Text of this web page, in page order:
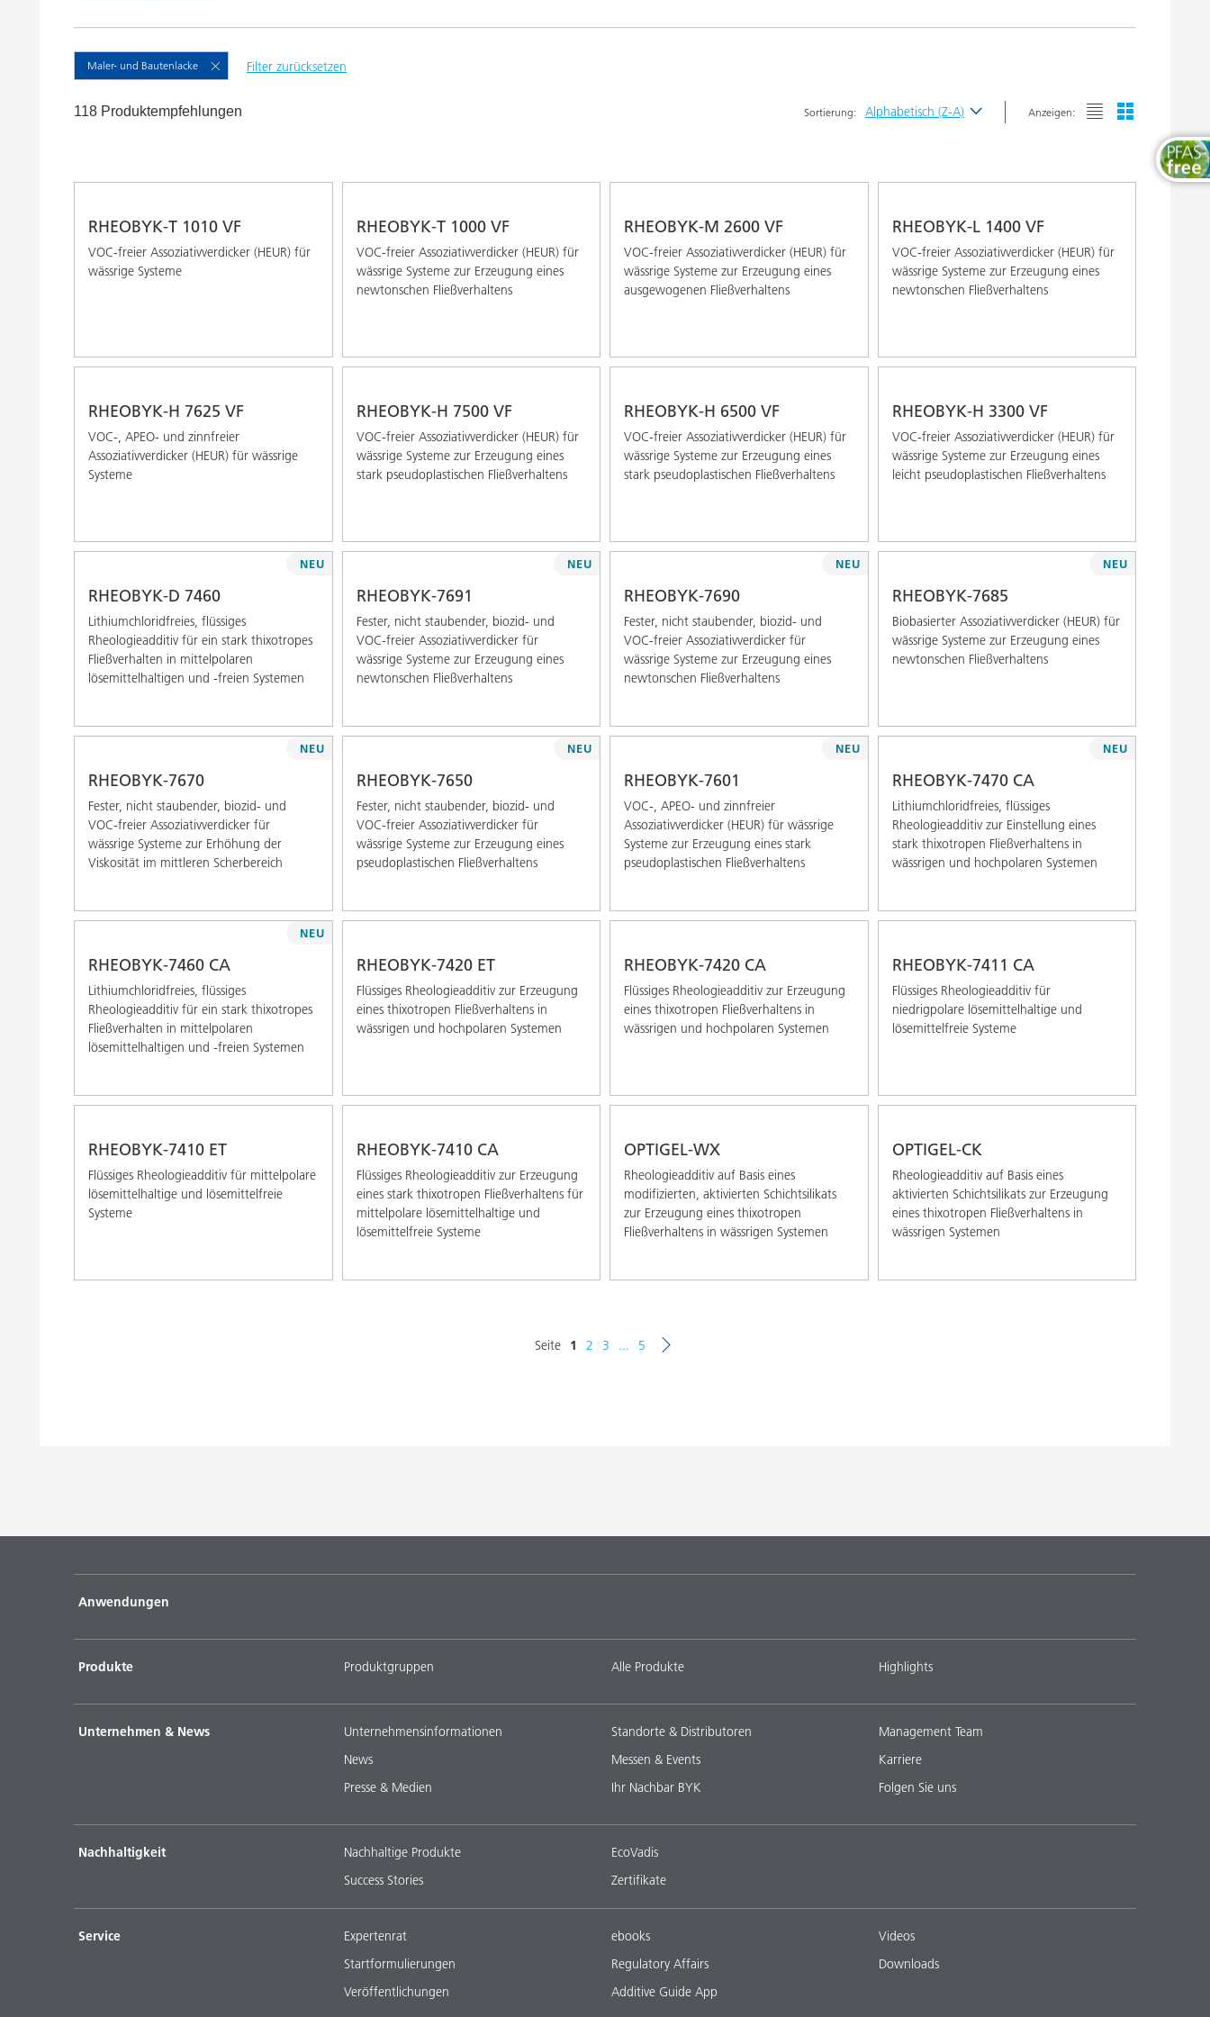
Filter zurücksetzen
Maler- und Bautenlacke
118 Produktempfehlungen Sortierung: Alphabetisch (Z-A) Anzeigen:
RHEOBYK-T 1010 VF
VOC-freier Assoziativverdicker (HEUR) für
wässrige Systeme
RHEOBYK-T 1000 VF
VOC-freier Assoziativverdicker (HEUR) für
wässrige Systeme zur Erzeugung eines
newtonschen Fließverhaltens
RHEOBYK-M 2600 VF
VOC-freier Assoziativverdicker (HEUR) für
wässrige Systeme zur Erzeugung eines
ausgewogenen Fließverhaltens
RHEOBYK-L 1400 VF
VOC-freier Assoziativverdicker (HEUR) für
wässrige Systeme zur Erzeugung eines
newtonschen Fließverhaltens
RHEOBYK-H 7625 VF
VOC-, APEO- und zinnfreier
Assoziativverdicker (HEUR) für wässrige
Systeme
RHEOBYK-H 7500 VF
VOC-freier Assoziativverdicker (HEUR) für
wässrige Systeme zur Erzeugung eines
stark pseudoplastischen Fließverhaltens
RHEOBYK-H 6500 VF
VOC-freier Assoziativverdicker (HEUR) für
wässrige Systeme zur Erzeugung eines
stark pseudoplastischen Fließverhaltens
RHEOBYK-H 3300 VF
VOC-freier Assoziativverdicker (HEUR) für
wässrige Systeme zur Erzeugung eines
leicht pseudoplastischen Fließverhaltens
RHEOBYK-D 7460
Lithiumchloridfreies, flüssiges
Rheologieadditiv für ein stark thixotropes
Fließverhalten in mittelpolaren
lösemittelhaltigen und -freien Systemen
NEU
RHEOBYK-7691
Fester, nicht staubender, biozid- und
VOC-freier Assoziativverdicker für
wässrige Systeme zur Erzeugung eines
newtonschen Fließverhaltens
NEU
RHEOBYK-7690
Fester, nicht staubender, biozid- und
VOC-freier Assoziativverdicker für
wässrige Systeme zur Erzeugung eines
newtonschen Fließverhaltens
NEU
RHEOBYK-7685
Biobasierter Assoziativverdicker (HEUR) für
wässrige Systeme zur Erzeugung eines
newtonschen Fließverhaltens
NEU
RHEOBYK-7670
Fester, nicht staubender, biozid- und
VOC-freier Assoziativverdicker für
wässrige Systeme zur Erhöhung der
Viskosität im mittleren Scherbereich
NEU
RHEOBYK-7650
Fester, nicht staubender, biozid- und
VOC-freier Assoziativverdicker für
wässrige Systeme zur Erzeugung eines
pseudoplastischen Fließverhaltens
NEU
RHEOBYK-7601
VOC-, APEO- und zinnfreier
Assoziativverdicker (HEUR) für wässrige
Systeme zur Erzeugung eines stark
pseudoplastischen Fließverhaltens
NEU
RHEOBYK-7470 CA
Lithiumchloridfreies, flüssiges
Rheologieadditiv zur Einstellung eines
stark thixotropen Fließverhaltens in
wässrigen und hochpolaren Systemen
NEU
RHEOBYK-7460 CA
Lithiumchloridfreies, flüssiges
Rheologieadditiv für ein stark thixotropes
Fließverhalten in mittelpolaren
lösemittelhaltigen und -freien Systemen
NEU
RHEOBYK-7420 ET
Flüssiges Rheologieadditiv zur Erzeugung
eines thixotropen Fließverhaltens in
wässrigen und hochpolaren Systemen
RHEOBYK-7420 CA
Flüssiges Rheologieadditiv zur Erzeugung
eines thixotropen Fließverhaltens in
wässrigen und hochpolaren Systemen
RHEOBYK-7411 CA
Flüssiges Rheologieadditiv für
niedrigpolare lösemittelhaltige und
lösemittelfreie Systeme
RHEOBYK-7410 ET
Flüssiges Rheologieadditiv für mittelpolare
lösemittelhaltige und lösemittelfreie
Systeme
RHEOBYK-7410 CA
Flüssiges Rheologieadditiv zur Erzeugung
eines stark thixotropen Fließverhaltens für
mittelpolare lösemittelhaltige und
lösemittelfreie Systeme
OPTIGEL-WX
Rheologieadditiv auf Basis eines
modifizierten, aktivierten Schichtsilikats
zur Erzeugung eines thixotropen
Fließverhaltens in wässrigen Systemen
OPTIGEL-CK
Rheologieadditiv auf Basis eines
aktivierten Schichtsilikats zur Erzeugung
eines thixotropen Fließverhaltens in
wässrigen Systemen
Seite 1 2 3 ... 5
Anwendungen
Produkte Produktgruppen Alle Produkte Highlights
Unternehmen & News
Unternehmensinformationen
News
Presse & Medien
Standorte & Distributoren
Messen & Events
Ihr Nachbar BYK
Management Team
Karriere
Folgen Sie uns
Nachhaltigkeit
Nachhaltige Produkte
Success Stories
EcoVadis
Zertifikate
Service
Expertenrat
Startformulierungen
Veröffentlichungen
ebooks
Regulatory Affairs
Additive Guide App
Videos
Downloads